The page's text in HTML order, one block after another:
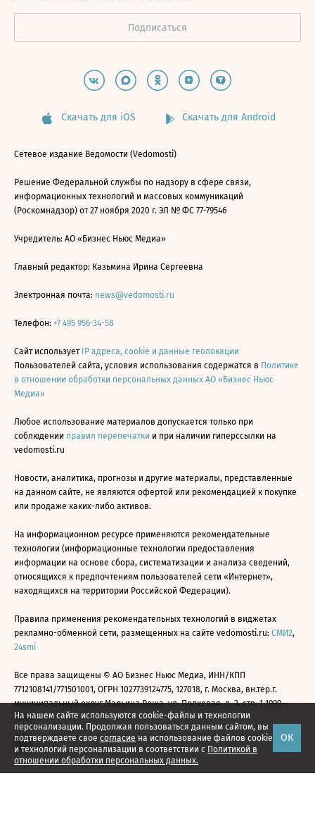
На нашем сайте используются cookie-файлы и технологии
персонализации. Продолжая пользоваться данным сайтом, вы
подтверждаете свое согласие на использование файлов cookie
и технологий персонализации в соответствии с Политикой в
отношении обработки персональных данных.
ОК
Скачать для iOS Скачать для Android
Сетевое издание Ведомости (Vedomosti)
Решение Федеральной службы по надзору в сфере связи,
информационных технологий и массовых коммуникаций
(Роскомнадзор) от 27 ноября 2020 г. ЭЛ № ФС 77-79546
Учредитель: АО «Бизнес Ньюс Медиа»
Главный редактор: Казьмина Ирина Сергеевна
Электронная почта: news@vedomosti.ru
Телефон: +7 495 956-34-58
Сайт использует IP адреса, cookie и данные геолокации
Пользователей сайта, условия использования содержатся в Политике
в отношении обработки персональных данных АО «Бизнес Ньюс
Медиа»
Любое использование материалов допускается только при
соблюдении правил перепечатки и при наличии гиперссылки на
vedomosti.ru
Новости, аналитика, прогнозы и другие материалы, представленные
на данном сайте, не являются офертой или рекомендацией к покупке
или продаже каких-либо активов.
На информационном ресурсе применяются рекомендательные
технологии (информационные технологии предоставления
информации на основе сбора, систематизации и анализа сведений,
относящихся к предпочтениям пользователей сети «Интернет»,
находящихся на территории Российской Федерации).
Правила применения рекомендательных технологий в виджетах
рекламно-обменной сети, размещенных на сайте vedomosti.ru: СМИ2,
24smi
Все права защищены © АО Бизнес Ньюс Медиа, ИНН/КПП
7712108141/771501001, ОГРН 1027739124775, 127018, г. Москва, вн.тер.г.
муниципальный округ Марьина Роща, ул. Полковая, д. 3, стр. 1 1999—
2026